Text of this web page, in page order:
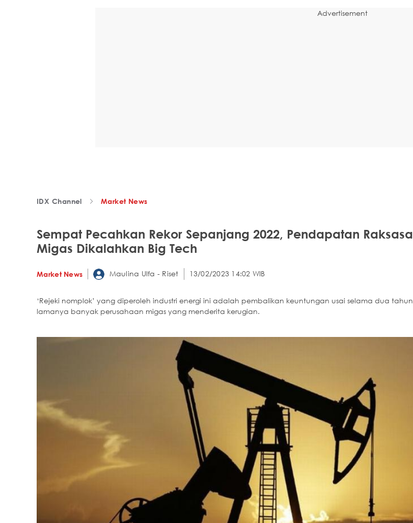
Advertisement
IDX Channel Market News
Sempat Pecahkan Rekor Sepanjang 2022, Pendapatan Raksasa
Migas Dikalahkan Big Tech
Market News Maulina Ulfa - Riset 13/02/2023 14:02 WIB
‘Rejeki nomplok’ yang diperoleh industri energi ini adalah pembalikan keuntungan usai selama dua tahun
lamanya banyak perusahaan migas yang menderita kerugian.